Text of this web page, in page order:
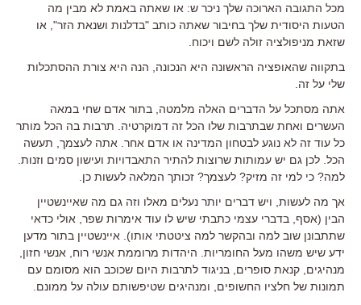
מכל התגובה הארוכה שלך ניכר ש: או שאתה באמת לא מבין מה
הטעות היסודית שלך בחיבור שאתה כותב "בדלנות ושנאת הזר", או
שזאת מניפולציה זולה לשם ויכוח.
בתקווה שהאופציה הראשונה היא הנכונה, הנה היא צורת ההסתכלות
שלי על זה.
אתה מסתכל על הדברים האלה מלמטה, בתור אדם שחי במאה
העשרים ואחת שבתרבות שלו הכל זה דמוקרטיה. תרבות בה הכל מותר
כל עוד זה לא נוגע לבטחון המדינה או אדם אחר. אתה לעצמך, תעשה
הכל. לכן גם יש עמותות שרוצות להתיר התאבדויות ועישון סמים וזנות.
למה? כי למי זה מזיק? לעצמך? זכותך המלאה לעשות כן.
אך מה לעשות, ויש דברים יותר נעלים מאלו וזה גם מה שאיינשטיין
הבין (אסף, בדברי עצמי כתבתי שיש לו עוד אימרות שפר, אולי כדאי
שתתבונן שוב למה ובהקשר למה ציטטתי אותו). איינשטיין בתור מדען
ידע שיש משהו מעל החומריות. היהדות מרוממת אנשי רוח, אנשי חזון,
מנהיגים, קנאת סופרים, בניגוד לתרבות היום שכוכב הוא מסומם עם
תמונות של חלציו החשופים, ומנהיגים שטיפשותם עולה על ממונם.